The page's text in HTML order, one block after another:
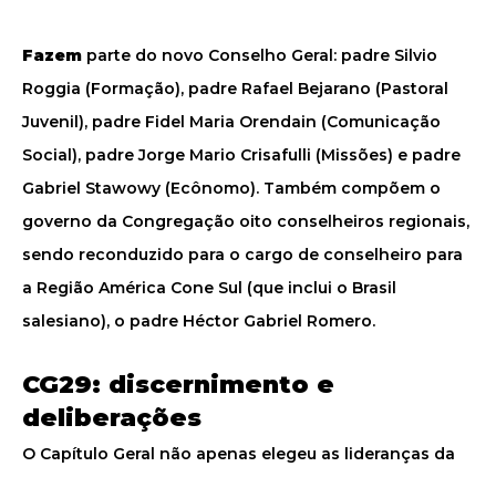
Fazem parte do novo Conselho Geral: padre Silvio
Roggia (Formação), padre Rafael Bejarano (Pastoral
Juvenil), padre Fidel Maria Orendain (Comunicação
Social), padre Jorge Mario Crisafulli (Missões) e padre
Gabriel Stawowy (Ecônomo). Também compõem o
governo da Congregação oito conselheiros regionais,
sendo reconduzido para o cargo de conselheiro para
a Região América Cone Sul (que inclui o Brasil
salesiano), o padre Héctor Gabriel Romero.
CG29: discernimento e
deliberações
O Capítulo Geral não apenas elegeu as lideranças da